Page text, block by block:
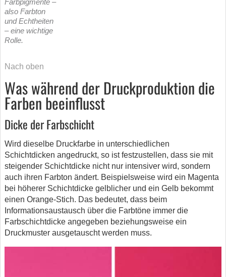
Farbpigmente –
also Farbton
und Echtheiten
– eine wichtige
Rolle.
Nach oben
Was während der Druckproduktion die
Farben beeinflusst
Dicke der Farbschicht
Wird dieselbe Druckfarbe in unterschiedlichen
Schichtdicken angedruckt, so ist festzustellen, dass sie mit
steigender Schichtdicke nicht nur intensiver wird, sondern
auch ihren Farbton ändert. Beispielsweise wird ein Magenta
bei höherer Schichtdicke gelblicher und ein Gelb bekommt
einen Orange-Stich. Das bedeutet, dass beim
Informationsaustausch über die Farbtöne immer die
Farbschichtdicke angegeben beziehungsweise ein
Druckmuster ausgetauscht werden muss.